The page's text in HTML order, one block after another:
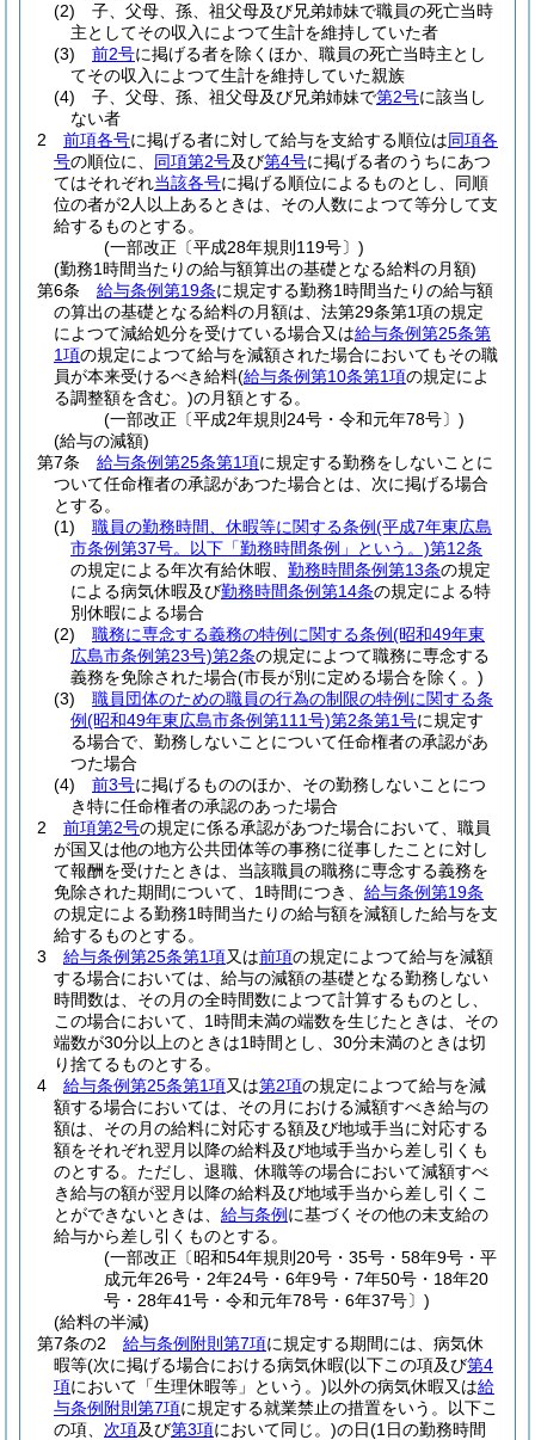
(2)
子、父母、孫、祖父母及び兄弟姉妹で職員の死亡当時
主としてその収入によつて生計を維持していた者
(3)
前2号に掲げる者を除くほか、職員の死亡当時主とし
てその収入によつて生計を維持していた親族
(4)
子、父母、孫、祖父母及び兄弟姉妹で第2号に該当し
ない者
2
前項各号に掲げる者に対して給与を支給する順位は同項各
号の順位に、 同項第2号及び第4号に掲げる者のうちにあつ
てはそれぞれ当該各号に掲げる順位によるものとし、同順
位の者が2人以上あるときは、その人数によつて等分して支
給するものとする。
(一部改正〔平成28年規則119号〕)
(勤務1時間当たりの給与額算出の基礎となる給料の月額)
第6条
給与条例第19条に規定する勤務1時間当たりの給与額
の算出の基礎となる給料の月額は、法第29条第1項の規定
によつて減給処分を受けている場合又は給与条例第25条第
1項の規定によつて給与を減額された場合においてもその職
員が本来受けるべき給料(給与条例第10条第1項の規定によ
る調整額を含む。)の月額とする。
(一部改正〔平成2年規則24号・令和元年78号〕)
(給与の減額)
第7条
給与条例第25条第1項に規定する勤務をしないことに
ついて任命権者の承認があつた場合とは、次に掲げる場合
とする。
(1)
職員の勤務時間、休暇等に関する条例(平成7年東広島
市条例第37号。以下「勤務時間条例」という。)第12条
の規定による年次有給休暇、 勤務時間条例第13条の規定
による病気休暇及び勤務時間条例第14条の規定による特
別休暇による場合
(2)
職務に専念する義務の特例に関する条例(昭和49年東
広島市条例第23号)第2条の規定によつて職務に専念する
義務を免除された場合(市長が別に定める場合を除く。)
(3)
職員団体のための職員の行為の制限の特例に関する条
例(昭和49年東広島市条例第111号)第2条第1号に規定す
る場合で、勤務しないことについて任命権者の承認があ
つた場合
(4)
前3号に掲げるもののほか、その勤務しないことにつ
き特に任命権者の承認のあった場合
2
前項第2号の規定に係る承認があつた場合において、職員
が国又は他の地方公共団体等の事務に従事したことに対し
て報酬を受けたときは、当該職員の職務に専念する義務を
免除された期間について、1時間につき、 給与条例第19条
の規定による勤務1時間当たりの給与額を減額した給与を支
給するものとする。
3
給与条例第25条第1項又は前項の規定によつて給与を減額
する場合においては、給与の減額の基礎となる勤務しない
時間数は、その月の全時間数によつて計算するものとし、
この場合において、1時間未満の端数を生じたときは、その
端数が30分以上のときは1時間とし、30分未満のときは切
り捨てるものとする。
4
給与条例第25条第1項又は第2項の規定によつて給与を減
額する場合においては、その月における減額すべき給与の
額は、その月の給料に対応する額及び地域手当に対応する
額をそれぞれ翌月以降の給料及び地域手当から差し引くも
のとする。 ただし、退職、休職等の場合において減額すべ
き給与の額が翌月以降の給料及び地域手当から差し引くこ
とができないときは、 給与条例 に基づくその他の未支給の
給与から差し引くものとする。
(一部改正〔昭和54年規則20号・35号・58年9号・平
成元年26号・2年24号・6年9号・7年50号・18年20
号・28年41号・令和元年78号・6年37号〕)
(給料の半減)
第7条の2
給与条例附則第7項に規定する期間には、病気休
暇等(次に掲げる場合における病気休暇(以下この項及び第4
項において「生理休暇等」という。)以外の病気休暇又は給
与条例附則第7項に規定する就業禁止の措置をいう。以下こ
の項、 次項及び第3項において同じ。)の日(1日の勤務時間